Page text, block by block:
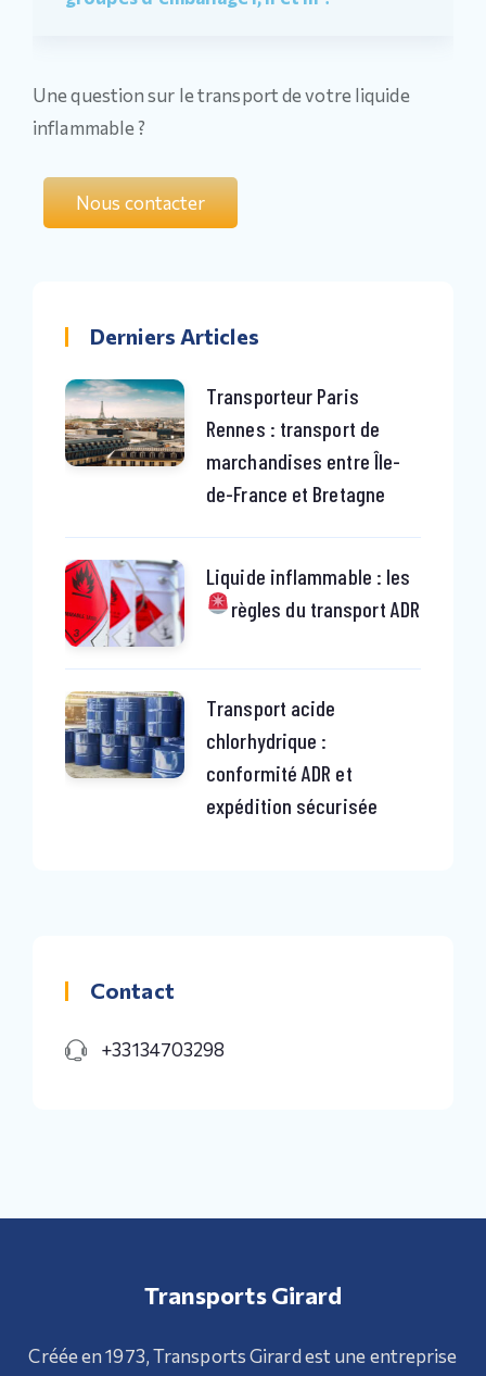
Une question sur le transport de votre liquide
inflammable ?
Nous contacter
Derniers Articles
Transporteur Paris
Rennes : transport de
marchandises entre Île-
de-France et Bretagne
Liquide inflammable : les
règles du transport ADR
Transport acide
chlorhydrique :
conformité ADR et
expédition sécurisée
Contact
+33134703298
Transports Girard
Créée en 1973, Transports Girard est une entreprise